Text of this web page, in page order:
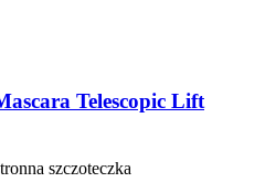
Telescopic Lift
szczoteczka